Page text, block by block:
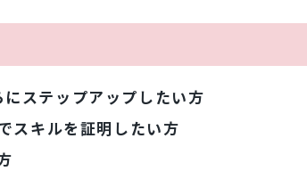
ステップアップしたい方
スキルを証明したい方